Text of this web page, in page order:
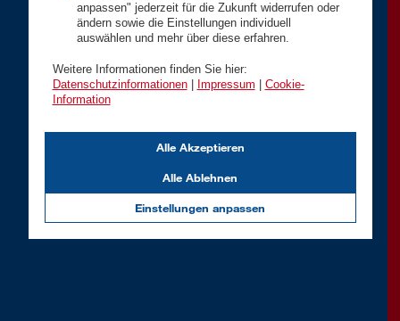
anpassen" jederzeit für die Zukunft widerrufen oder
ändern sowie die Einstellungen individuell
auswählen und mehr über diese erfahren.
Weitere Informationen finden Sie hier:
Datenschutzinformationen| Impressum
Cookie-
Information
Einstellungen anpassen
Alle Ablehnen
Alle Akzeptieren